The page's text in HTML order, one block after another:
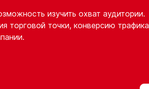
изучить охват аудитории.
торговой точки, конверсию трафика